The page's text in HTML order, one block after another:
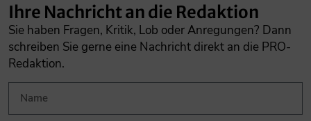
Ihre Nachricht an die Redaktion
Sie haben Fragen, Kritik, Lob oder Anregungen? Dann
schreiben Sie gerne eine Nachricht direkt an die PRO-
Redaktion.